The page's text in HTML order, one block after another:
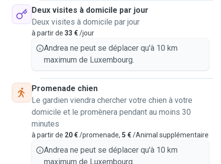
Deux visites à domicile par jour
Deux visites à domicile par jour
à partir de 33 €/jour
Andrea ne peut se déplacer qu'à 10 km
maximum de Luxembourg.
Promenade chien
Le gardien viendra chercher votre chien à votre
domicile et le promènera pendant au moins 30
minutes
à partir de 20 €/promenade, 5 €/Animal supplémentaire
Andrea ne peut se déplacer qu'à 10 km
maximum de Luxembourg.